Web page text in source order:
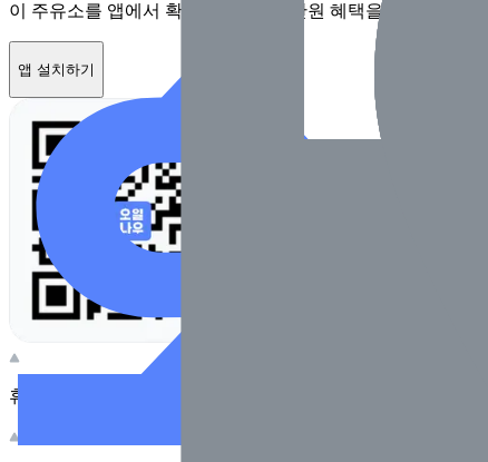
이 주유소를 앱에서 확인하고 최대 1만원 혜택을 받아보세요
앱 설치하기
휴대전화 카메라로 찍어보세요